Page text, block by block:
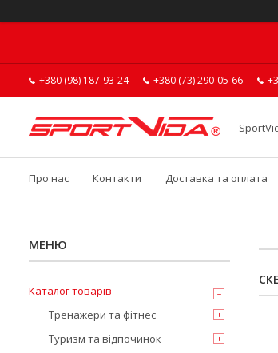
+380 (98) 187-93-24 +380 (73) 290-05-66
Про нас Контакти Доставка та оплата
Каталог товарів
Тренажери та фітнес
Туризм та відпочинок